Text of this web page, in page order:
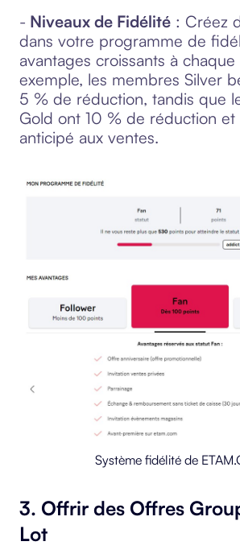
- Niveaux de Fidélité : Créez
dans votre programme de
avantages croissants à
exemple, les membres Silver
5 % de réduction, tandis que
Gold ont 10 % de réduction et
anticipé aux ventes.
Système fidélité de
3. Offrir des Offres
Lot